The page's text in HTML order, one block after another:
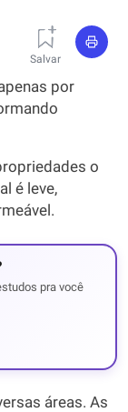
Salvar
por
o
é leve,
pra você
áreas. As